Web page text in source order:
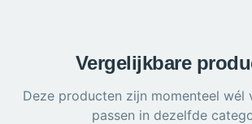
Vergelijkbare
Deze producten zijn momenteel wél
passen in dezelfde